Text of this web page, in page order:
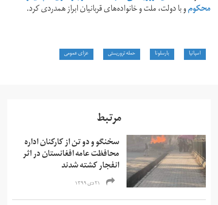
محکومو با دولت، ملت و خانواده‌های قربانیان ابراز همدردی کرد.
اسپانیا بارسلونا حمله تروریستی عزای عمومی
مرتبط
سخنگو و دو تن از کارکنان اداره
محافظت عامه افغانستان در اثر
انفجار کشته شدند
۲۱ دی ۱۳۹۹